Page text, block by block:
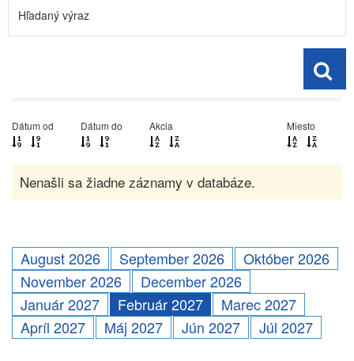
Dátum od Dátum do Akcia Miesto
Nenašli sa žiadne záznamy v databáze.
August 2026 September 2026
Október 2026
November 2026
December 2026
Január 2027
Február 2027
Marec 2027
Apríl 2027
Máj 2027 Jún 2027 Júl 2027